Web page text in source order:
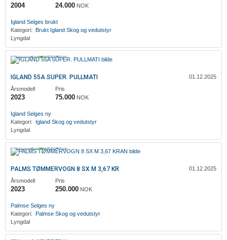
2004 24.000 NOK
Igland Selges brukt
Kategori: Brukt Igland Skog og vedutstyr
Lyngdal
IGLAND 55A SUPER. PULLMATI
01.12.2025
Årsmodell
2023
Pris
75.000 NOK
Igland Selges ny
Kategori: Igland Skog og vedutstyr
Lyngdal
PALMS TØMMERVOGN 8 SX M 3,67 KR
01.12.2025
Årsmodell
2023
Pris
250.000 NOK
Palmse Selges ny
Kategori: Palmse Skog og vedutstyr
Lyngdal